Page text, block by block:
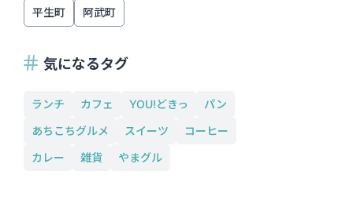
平生町 阿武町
気になるタグ
ランチ カフェ YOU!どきっ
パン
あちこちグルメ
スイーツ
コーヒー
カレー
雑貨 やまグル